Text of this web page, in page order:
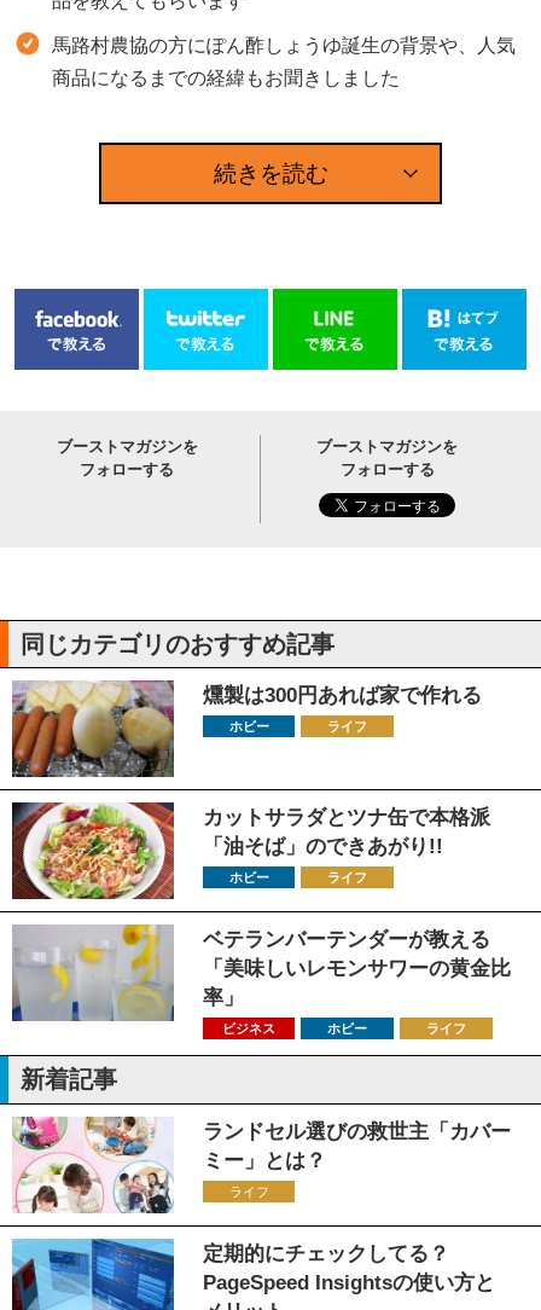
馬路村農協の方にぽん酢しょうゆ誕生の背景や、人気
商品になるまでの経緯もお聞きしました
続きを読む
ブーストマガジンを
フォローする
ブーストマガジンを
フォローする
同じカテゴリのおすすめ記事
燻製は300円あれば家で作れる
ホビー ライフ
カットサラダとツナ缶で本格派
「油そば」のできあがり!!
ホビー ライフ
ベテランバーテンダーが教える
「美味しいレモンサワーの黄金比
率」
ビジネス ホビー ライフ
新着記事
ランドセル選びの救世主「カバー
ミー」とは？
ライフ
定期的にチェックしてる？
PageSpeed Insightsの使い方と